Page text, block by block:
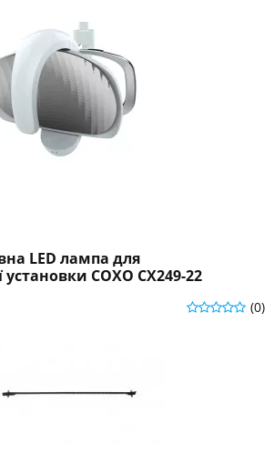
LED лампа для
COXO CX249-22
(0)